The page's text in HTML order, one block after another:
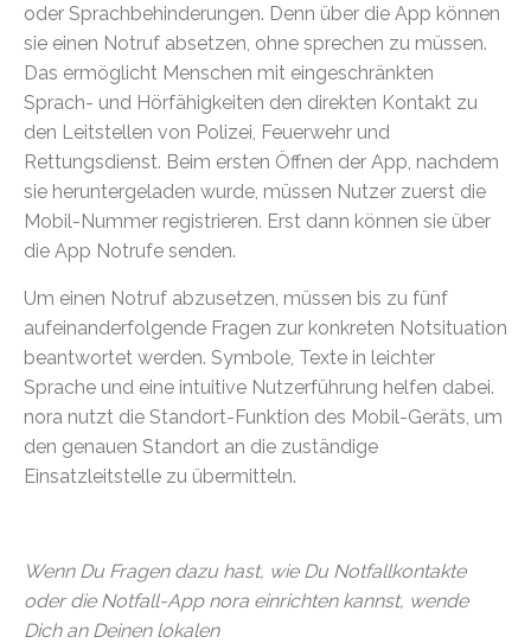
oder Sprachbehinderungen. Denn über die App können
sie einen Notruf absetzen, ohne sprechen zu müssen.
Das ermöglicht Menschen mit eingeschränkten
Sprach- und Hörfähigkeiten den direkten Kontakt zu
den Leitstellen von Polizei, Feuerwehr und
Rettungsdienst. Beim ersten Öffnen der App, nachdem
sie heruntergeladen wurde, müssen Nutzer zuerst die
Mobil-Nummer registrieren. Erst dann können sie über
die App Notrufe senden.
Um einen Notruf abzusetzen, müssen bis zu fünf
aufeinanderfolgende Fragen zur konkreten Notsituation
beantwortet werden. Symbole, Texte in leichter
Sprache und eine intuitive Nutzerführung helfen dabei.
nora nutzt die Standort-Funktion des Mobil-Geräts, um
den genauen Standort an die zuständige
Einsatzleitstelle zu übermitteln.
Wenn Du Fragen dazu hast, wie Du Notfallkontakte
oder die Notfall-App nora einrichten kannst, wende
Dich an Deinen lokalen